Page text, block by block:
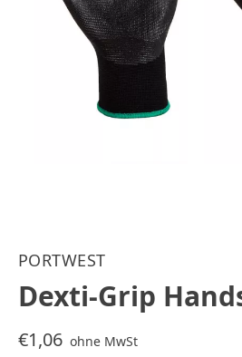
PORTWEST
Dexti-Grip
€1,06 ohne MwSt